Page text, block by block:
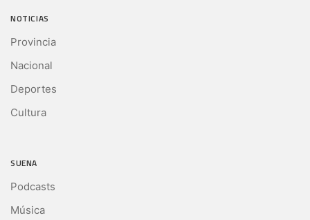
NOTICIAS
Provincia
Nacional
Deportes
Cultura
SUENA
Podcasts
Música